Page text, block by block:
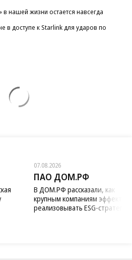
нашей жизни остается навсегда
в доступе к Starlink для ударов по
07.08.2026
ПАО ДОМ.РФ
В ДОМ.РФ рассказали, как
крупным компаниям
реализовывать ESG-стратегию